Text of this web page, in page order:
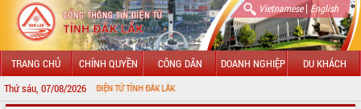
Vietnamese| English
TRANG CHỦ CHÍNH QUYỀN CÔNG DÂN DOANH NGHIỆP DU KHÁCH
Thứ sáu, 07/08/2026
THÔNG TIN ĐIỆN TỬ TỈNH ĐẮK LẮK